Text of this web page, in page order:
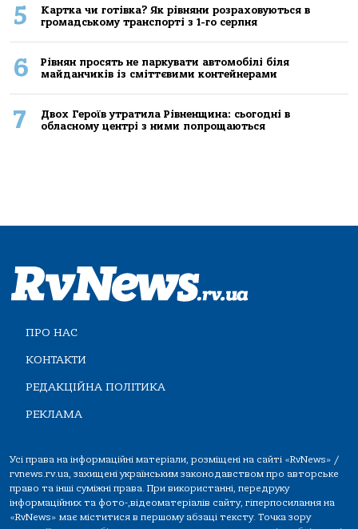
5
Картка чи готівка? Як рівняни розраховуються в
громадському транспорті з 1-го серпня
6
Рівнян просять не паркувати автомобілі біля
майданчиків із сміттєвими контейнерами
7
Двох Героїв утратила Рівненщина: сьогодні в
обласному центрі з ними попрощаються
ПРО НАС
КОНТАКТИ
РЕДАКЦІЙНА ПОЛІТИКА
РЕКЛАМА
Усі права на інформаційні матеріали, розміщені на сайті «RvNews» /
rvnews.rv.ua, захищені українським законодавством про авторське
право та інші суміжні права. При використанні, передруку
інформаційних та фото-,відеоматеріалів сайту, гіперпосилання на
«RvNews» має міститися в першому абзаці тексту. Точка зору